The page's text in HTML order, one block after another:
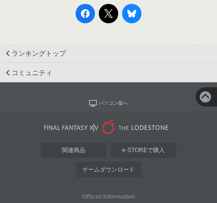
ランキングトップ
コミュニティ
パソコン版へ
関連商品 e-STOREで購入
ゲームダウンロード
Official Information